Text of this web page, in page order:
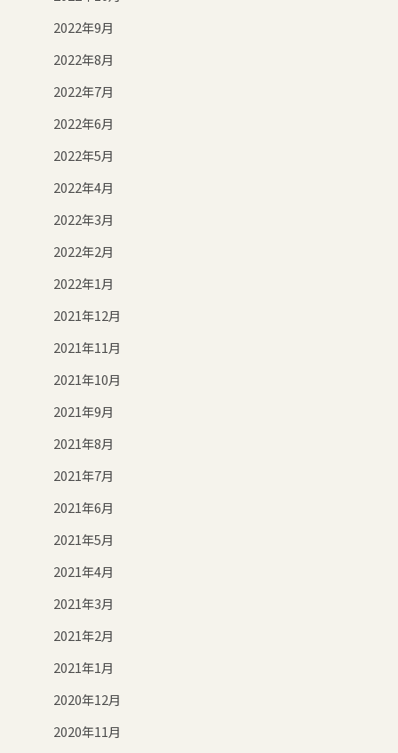
2022年9月
2022年8月
2022年7月
2022年6月
2022年5月
2022年4月
2022年3月
2022年2月
2022年1月
2021年12月
2021年11月
2021年10月
2021年9月
2021年8月
2021年7月
2021年6月
2021年5月
2021年4月
2021年3月
2021年2月
2021年1月
2020年12月
2020年11月